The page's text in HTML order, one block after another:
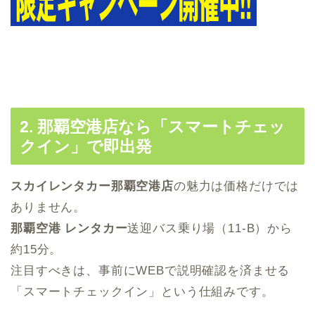
2. 那覇空港店なら「スマートチェッ
クイン」で即出発
スカイレンタカー那覇空港店の魅力は価格だけでは
ありません。
那覇空港 レンタカー送迎バス乗り場（11-B）から
約15分。
注目すべきは、事前にWEBで説明確認を済ませる
「スマートチェックイン」という仕組みです。